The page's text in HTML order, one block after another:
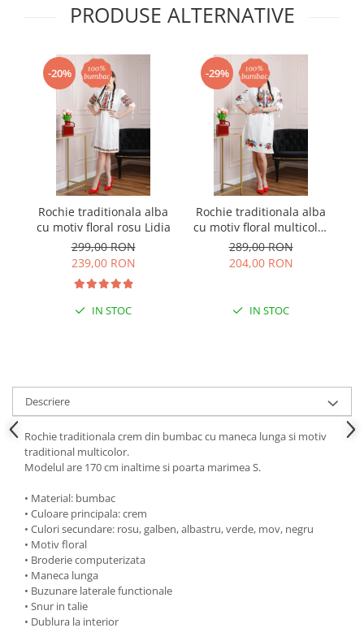
PRODUSE ALTERNATIVE
-20%
Rochie traditionala alba
cu motiv floral rosu Lidia
299,00 RON
239,00 RON
IN STOC
-29%
Rochie traditionala alba
cu motiv floral multicolor
Beatrice
289,00 RON
204,00 RON
IN STOC
Descriere
Rochie traditionala crem din bumbac cu maneca lunga si motiv
traditional multicolor.
Modelul are 170 cm inaltime si poarta marimea S.
• Material: bumbac
• Culoare principala: crem
• Culori secundare: rosu, galben, albastru, verde, mov, negru
• Motiv floral
• Broderie computerizata
• Maneca lunga
• Buzunare laterale functionale
• Snur in talie
• Dublura la interior